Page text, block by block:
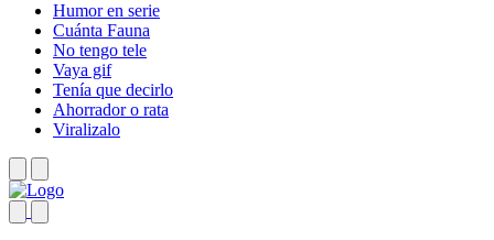
Humor en serie
Cuánta Fauna
No tengo tele
Vaya gif
Tenía que decirlo
Ahorrador o rata
Viralizalo